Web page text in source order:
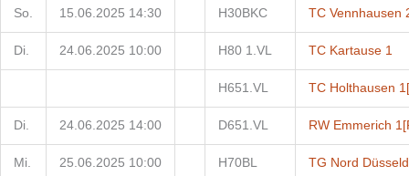
So. 15.06.2025 14:30 H30BKC TC Vennhausen
Di. 24.06.2025 10:00 H80 1.VL TC Kartause 1
H651.VL TC Holthausen 1
Di. 24.06.2025 14:00 D651.VL RW Emmerich 1
Mi. 25.06.2025 10:00 H70BL TG Nord